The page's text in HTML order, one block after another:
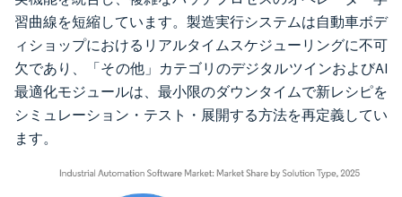
習曲線を短縮しています。製造実行システムは自動車ボデ
ィショップにおけるリアルタイムスケジューリングに不可
欠であり、「その他」カテゴリのデジタルツインおよびAI
最適化モジュールは、最小限のダウンタイムで新レシピを
シミュレーション・テスト・展開する方法を再定義してい
ます。